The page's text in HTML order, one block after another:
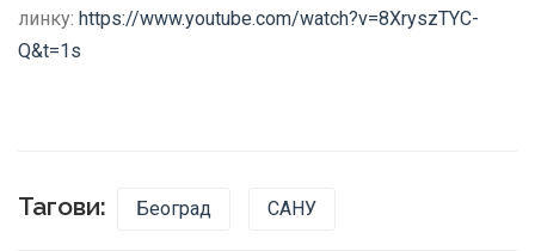
линку: https://www.youtube.com/watch?v=8XryszTYC-
Q&t=1s
Тагови: Београд САНУ